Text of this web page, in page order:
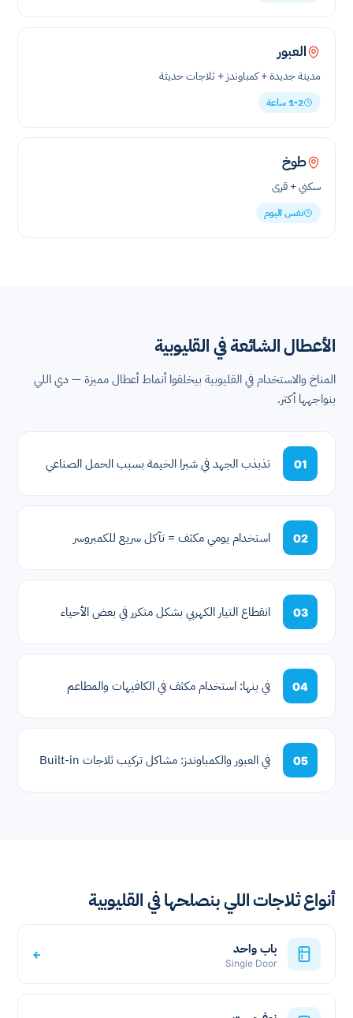
العبور
مدينة جديدة + كمباوندز + ثلاجات حديثة
1-2 ساعة
طوخ
سكني + قرى
نفس اليوم
الأعطال الشائعة في القليوبية
المناخ والاستخدام في القليوبية بيخلقوا أنماط أعطال مميزة — دي اللي
بنواجهها أكتر.
01 تذبذب الجهد في شبرا الخيمة بسبب الحمل الصناعي
02 استخدام يومي مكثف = تآكل سريع للكمبروسر
03 انقطاع التيار الكهربي بشكل متكرر في بعض الأحياء
04 في بنها: استخدام مكثف في الكافيهات والمطاعم
05 في العبور والكمباوندز: مشاكل تركيب ثلاجات Built-in
أنواع ثلاجات اللي بنصلحها في القليوبية
باب واحد
Single Door
←